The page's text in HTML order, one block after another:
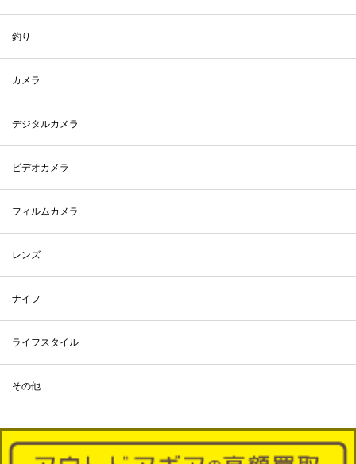
釣り
カメラ
デジタルカメラ
ビデオカメラ
フィルムカメラ
レンズ
ナイフ
ライフスタイル
その他